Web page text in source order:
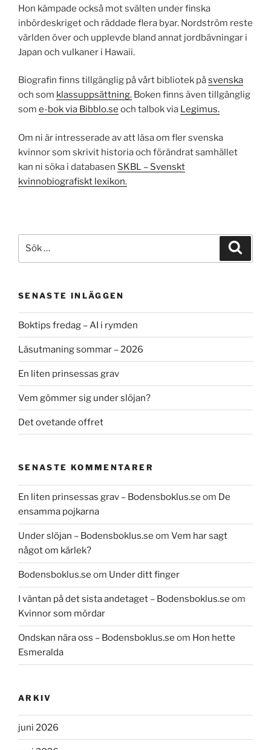
Hon kämpade också mot svälten under finska
inbördeskriget och räddade flera byar. Nordström reste
världen över och upplevde bland annat jordbävningar i
Japan och vulkaner i Hawaii.
Biografin finns tillgänglig på vårt bibliotek påsvenska
och som klassuppsättning. Boken finns även tillgänglig
som e-bok via Bibblo.se och talbok via Legimus.
Om ni är intresserade av att läsa om fler svenska
kvinnor som skrivit historia och förändrat samhället
kan ni söka i databasen SKBL – Svenskt
kvinnobiografiskt lexikon.
efter:
SENASTE INLÄGGEN
Boktips fredag – AI i rymden
Läsutmaning sommar – 2026
En liten prinsessas grav
Vem gömmer sig under slöjan?
Det ovetande offret
SENASTE KOMMENTARER
En liten prinsessas grav – Bodensboklus.se om De
ensamma pojkarna
Under slöjan – Bodensboklus.se om Vem har sagt
något om kärlek?
Bodensboklus.se om Under ditt finger
I väntan på det sista andetaget – Bodensboklus.se om
Kvinnor som mördar
Ondskan nära oss – Bodensboklus.se om Hon hette
Esmeralda
ARKIV
juni 2026